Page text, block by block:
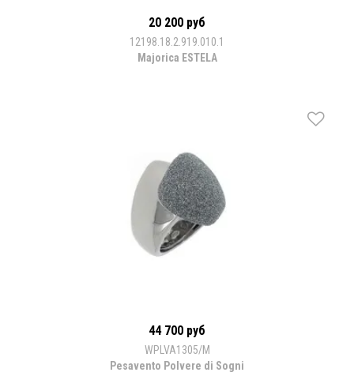
20 200 руб
12198.18.2.919.010.1
Majorica ESTELA
44 700 руб
WPLVA1305/M
Pesavento Polvere di Sogni